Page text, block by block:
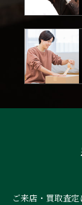
ご来店・買取査